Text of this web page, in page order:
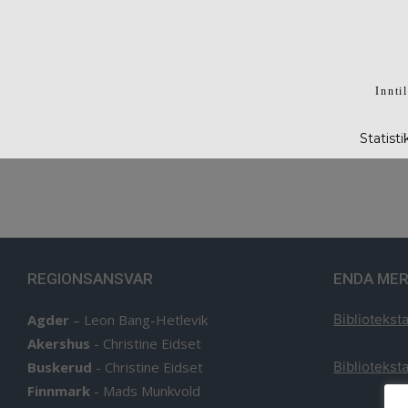
Inntil
REGIONSANSVAR
Agder – Leon Bang-Hetlevik
Akershus - Christine Eidset
Buskerud - Christine Eidset
Finnmark - Mads Munkvold
ENDA